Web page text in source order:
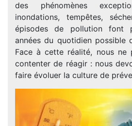
des phénomènes
inondations, tempêtes,
épisodes de pollution font
années du quotidien possible
Face à cette réalité, nous ne
contenter de réagir : nous
faire évoluer la culture de